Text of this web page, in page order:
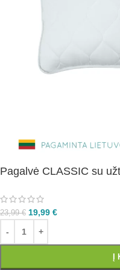
Pagalvė CLASSIC su
23,99€ 19,99 €
Į